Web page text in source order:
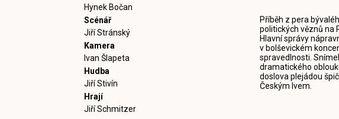
Hynek Bočan
Scénář
Jiří Stránský
Kamera
Ivan Šlapeta
Hudba
Jiří Stivín
Hrají
Jiří Schmitzer
Příběh z pera
politických věznů na
Hlavní správy
v bolševickém
spravedlnosti.
dramatického
doslova plejádou
Českým lvem.